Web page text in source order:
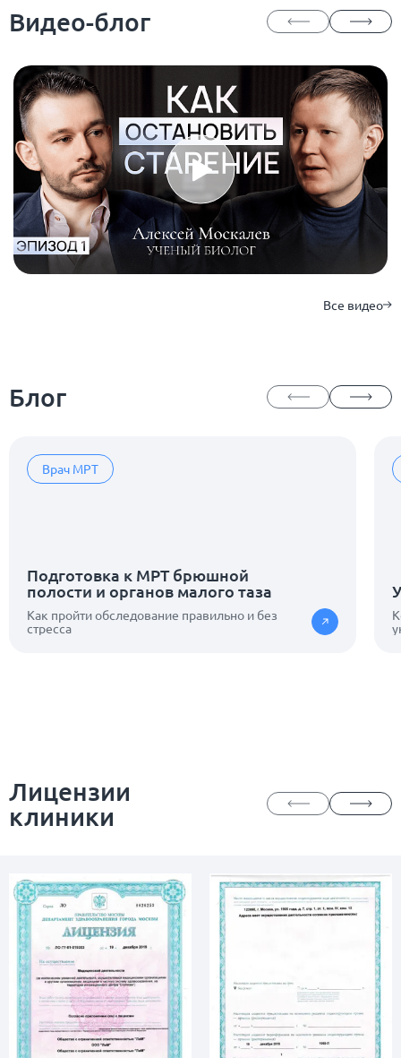
Видео-блог
Все видео
Блог
Врач МРТ
Подготовка к МРТ брюшной
полости и органов малого таза
Как пройти обследование правильно и без
стресса
Лицензии
клиники